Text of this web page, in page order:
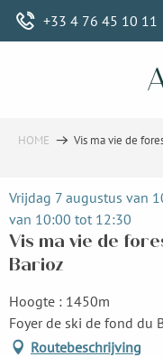
Aller
+33 4 76 45 10 11
HOME Vis ma vie de
Vrijdag 7 augustus van
van 10:00 tot 12:30
Vis ma vie de
Barioz
Hoogte : 1450m
Foyer de ski de fond du
Routebeschrijving